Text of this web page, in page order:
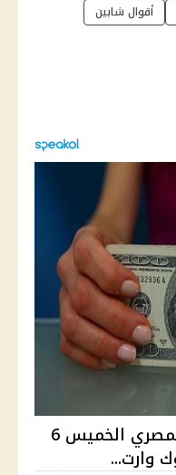
أقوال شابين
سعر الدولار مقابل الجنيه المصري الخميس 6